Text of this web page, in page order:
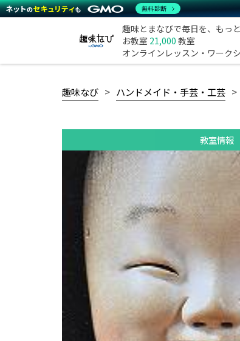
趣味とまなびで毎日を、もっ
お教室 21,000 教室
オンラインレッスン・ワーク
趣味なび ハンドメイド・手芸・工芸
教室情報
無料診断